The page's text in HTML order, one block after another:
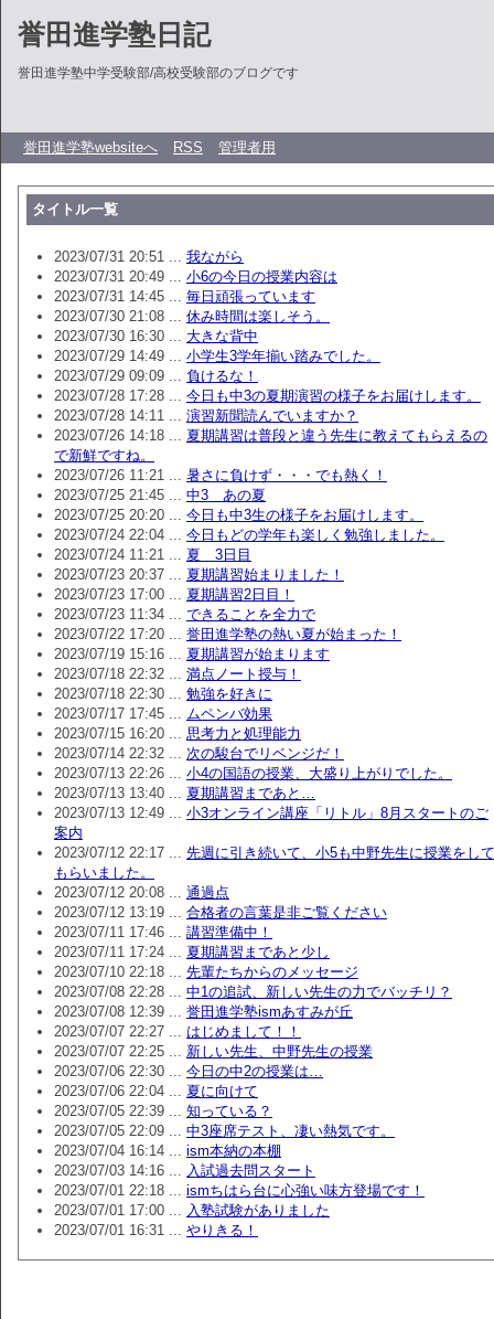
誉田進学塾日記
誉田進学塾中学受験部/高校受験部のブログです
誉田進学塾websiteへ RSS 管理者用
タイトル一覧
2023/07/31 20:51 ... 我ながら
2023/07/31 20:49 ... 小6の今日の授業内容は
2023/07/31 14:45 ... 毎日頑張っています
2023/07/30 21:08 ... 休み時間は楽しそう。
2023/07/30 16:30 ... 大きな背中
2023/07/29 14:49 ... 小学生3学年揃い踏みでした。
2023/07/29 09:09 ... 負けるな！
2023/07/28 17:28 ... 今日も中3の夏期演習の様子をお届けします。
2023/07/28 14:11 ... 演習新聞読んでいますか？
2023/07/26 14:18 ... 夏期講習は普段と違う先生に教えてもらえるの
で新鮮ですね。
2023/07/26 11:21 ... 暑さに負けず・・・でも熱く！
2023/07/25 21:45 ... 中3 あの夏
2023/07/25 20:20 ... 今日も中3生の様子をお届けします。
2023/07/24 22:04 ... 今日もどの学年も楽しく勉強しました。
2023/07/24 11:21 ... 夏 3日目
2023/07/23 20:37 ... 夏期講習始まりました！
2023/07/23 17:00 ... 夏期講習2日目！
2023/07/23 11:34 ... できることを全力で
2023/07/22 17:20 ... 誉田進学塾の熱い夏が始まった！
2023/07/19 15:16 ... 夏期講習が始まります
2023/07/18 22:32 ... 満点ノート授与！
2023/07/18 22:30 ... 勉強を好きに
2023/07/17 17:45 ... ムペンバ効果
2023/07/15 16:20 ... 思考力と処理能力
2023/07/14 22:32 ... 次の駿台でリベンジだ！
2023/07/13 22:26 ... 小4の国語の授業、大盛り上がりでした。
2023/07/13 13:40 ... 夏期講習まであと…
2023/07/13 12:49 ... 小3オンライン講座「リトル」8月スタートのご
案内
2023/07/12 22:17 ... 先週に引き続いて、小5も中野先生に授業をして
もらいました。
2023/07/12 20:08 ... 通過点
2023/07/12 13:19 ... 合格者の言葉是非ご覧ください
2023/07/11 17:46 ... 講習準備中！
2023/07/11 17:24 ... 夏期講習まであと少し
2023/07/10 22:18 ... 先輩たちからのメッセージ
2023/07/08 22:28 ... 中1の追試、新しい先生の力でバッチリ？
2023/07/08 12:39 ... 誉田進学塾ismあすみが丘
2023/07/07 22:27 ... はじめまして！！
2023/07/07 22:25 ... 新しい先生、中野先生の授業
2023/07/06 22:30 ... 今日の中2の授業は…
2023/07/06 22:04 ... 夏に向けて
2023/07/05 22:39 ... 知っている？
2023/07/05 22:09 ... 中3座席テスト、凄い熱気です。
2023/07/04 16:14 ... ism本納の本棚
2023/07/03 14:16 ... 入試過去問スタート
2023/07/01 22:18 ... ismちはら台に心強い味方登場です！
2023/07/01 17:00 ... 入塾試験がありました
2023/07/01 16:31 ... やりきる！